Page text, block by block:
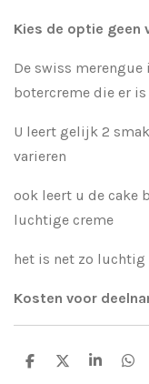
Kies de optie geen
De swiss
botercreme die er is
U leert gelijk 2
varieren
ook leert u de cake
luchtige creme
het is net zo
Kosten voor
D
D
S
D